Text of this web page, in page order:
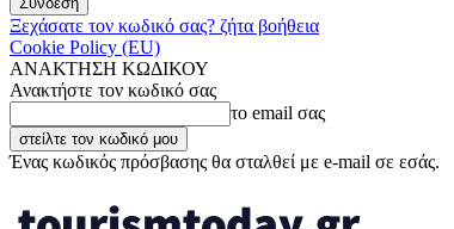
Ξεχάσατε τον κωδικό σας? ζήτα βοήθεια
Cookie Policy (EU)
ΑΝΑΚΤΗΣΗ ΚΩΔΙΚΟΥ
Ανακτήστε τον κωδικό σας
το email σας
Ένας κωδικός πρόσβασης θα σταλθεί με e-mail σε εσάς.